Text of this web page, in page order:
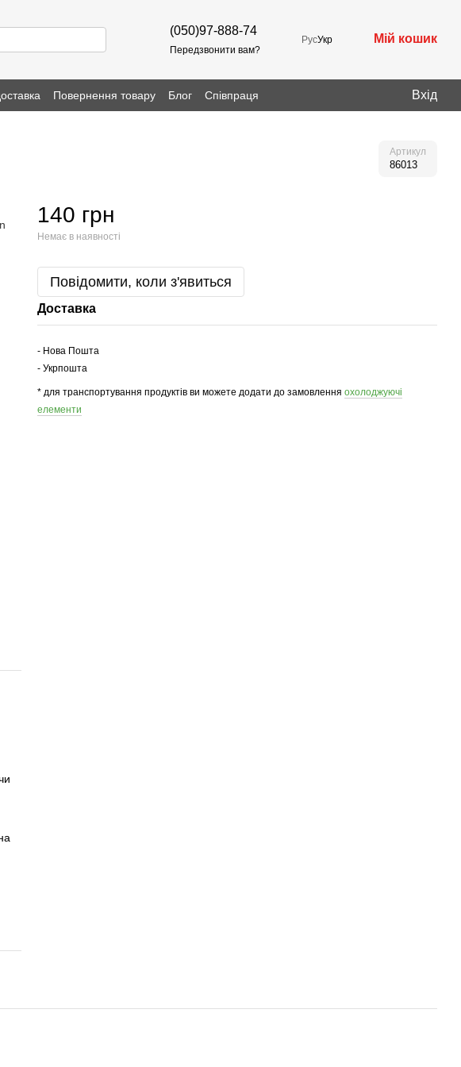
(050)97-888-74
Передзвонити вам?
РусУкр Мій кошик
Повернення товару Блог Співпраця Вхід
Артикул
86013
140 грн
Немає в наявності
Повідомити, коли з'явиться
Доставка
- Нова Пошта
- Укрпошта
* для транспортування продуктів ви можете додати до замовленняохолоджуючі
елементи